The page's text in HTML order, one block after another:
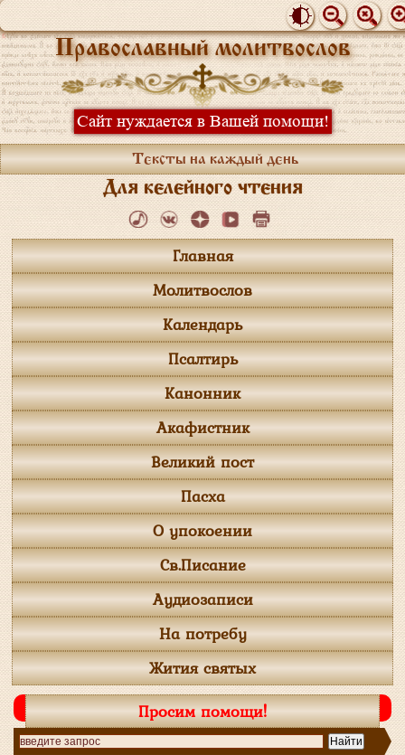
Православный молитвослов
Сайт нуждается в Вашей помощи!
Тексты на каждый день
Для келейного чтения
Главная
Молитвослов
Календарь
Псалтирь
Канонник
Акафистник
Великий пост
Пасха
О упокоении
Св.Писание
Аудиозаписи
На потребу
Жития святых
Просим помощи!